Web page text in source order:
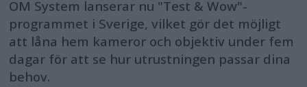
OM System lanserar nu "Test & Wow"-
programmet i Sverige, vilket gör det möjligt
att låna hem kameror och objektiv under fem
dagar för att se hur utrustningen passar dina
behov.